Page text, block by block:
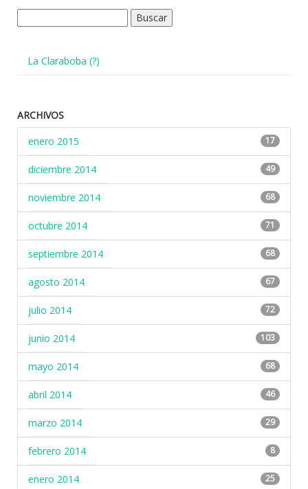
La Claraboba (?)
ARCHIVOS
enero 2015
17
diciembre 2014 49
noviembre 2014 68
octubre 2014 71
septiembre 2014 68
agosto 2014 67
julio 2014 72
junio 2014 103
mayo 2014 68
abril 2014 46
marzo 2014 29
febrero 2014 8
enero 2014 25